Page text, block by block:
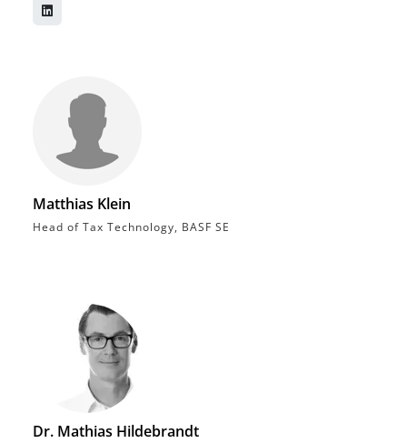
Matthias Klein
Head of Tax Technology, BASF SE
Dr. Mathias Hildebrandt